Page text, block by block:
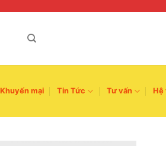
Khuyến mại Tin Tức Tư vấn Hệ